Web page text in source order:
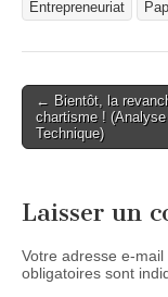
Entrepreneuriat
Post
navigation
← Bientôt, la
chartisme ! (Analyse
Technique)
Laisser un
Votre adresse e-mail
obligatoires sont